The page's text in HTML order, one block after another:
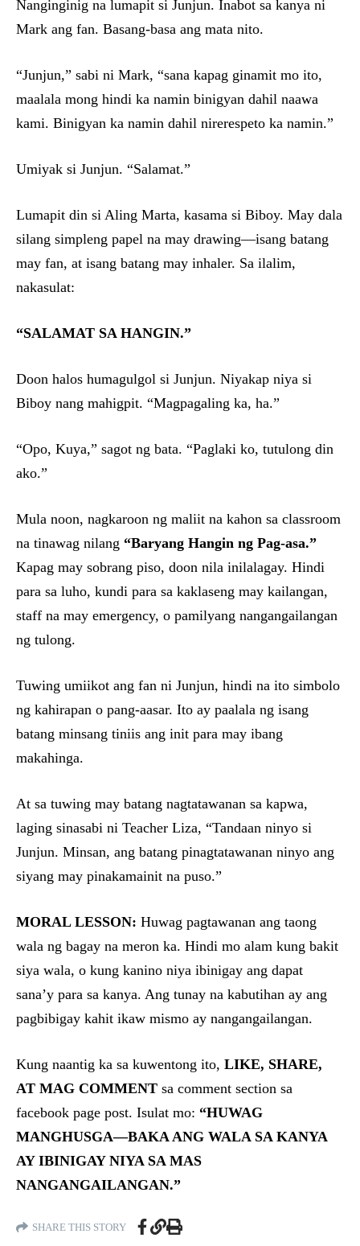
Nanginginig na lumapit si Junjun. Inabot sa kanya ni
Mark ang fan. Basang-basa ang mata nito.
“Junjun,” sabi ni Mark, “sana kapag ginamit mo ito,
maalala mong hindi ka namin binigyan dahil naawa
kami. Binigyan ka namin dahil nirerespeto ka namin.”
Umiyak si Junjun. “Salamat.”
Lumapit din si Aling Marta, kasama si Biboy. May dala
silang simpleng papel na may drawing—isang batang
may fan, at isang batang may inhaler. Sa ilalim,
nakasulat:
“SALAMAT SA HANGIN.”
Doon halos humagulgol si Junjun. Niyakap niya si
Biboy nang mahigpit. “Magpagaling ka, ha.”
“Opo, Kuya,” sagot ng bata. “Paglaki ko, tutulong din
ako.”
Mula noon, nagkaroon ng maliit na kahon sa classroom
na tinawag nilang “Baryang Hangin ng Pag-asa.”
Kapag may sobrang piso, doon nila inilalagay. Hindi
para sa luho, kundi para sa kaklaseng may kailangan,
staff na may emergency, o pamilyang nangangailangan
ng tulong.
Tuwing umiikot ang fan ni Junjun, hindi na ito simbolo
ng kahirapan o pang-aasar. Ito ay paalala ng isang
batang minsang tiniis ang init para may ibang
makahinga.
At sa tuwing may batang nagtatawanan sa kapwa,
laging sinasabi ni Teacher Liza, “Tandaan ninyo si
Junjun. Minsan, ang batang pinagtatawanan ninyo ang
siyang may pinakamainit na puso.”
MORAL LESSON: Huwag pagtawanan ang taong
wala ng bagay na meron ka. Hindi mo alam kung bakit
siya wala, o kung kanino niya ibinigay ang dapat
sana’y para sa kanya. Ang tunay na kabutihan ay ang
pagbibigay kahit ikaw mismo ay nangangailangan.
Kung naantig ka sa kuwentong ito, LIKE, SHARE,
AT MAG COMMENT sa comment section sa
facebook page post. Isulat mo: “HUWAG
MANGHUSGA—BAKA ANG WALA SA KANYA
AY IBINIGAY NIYA SA MAS
NANGANGAILANGAN.”
SHARE THIS STORY